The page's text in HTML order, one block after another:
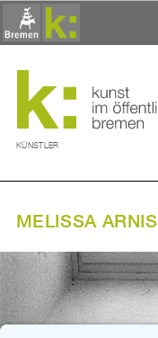
KÜNSTLER
MELISSA